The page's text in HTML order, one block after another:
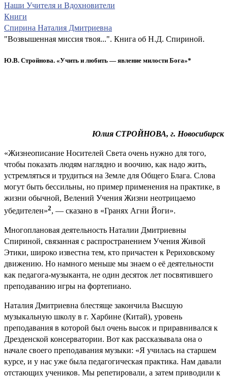
Наши Учителя и Вдохновители
Книги
Спирина Наталия Дмитриевна
"Возвышенная миссия твоя...". Книга об Н.Д. Спириной.
Ю.В. Стройнова. «Учить и любить — явление милости Бога»*
Юлия СТРОЙНОВА, г. Новосибирск
«Жизнеописание Носителей Света очень нужно для того,
чтобы показать людям наглядно и воочию, как надо жить,
устремляться и трудиться на Земле для Общего Блага. Слова
могут быть бессильны, но пример применения на практике, в
жизни обычной, Велений Учения Жизни неотрицаемо
убедителен»2, — сказано в «Гранях Агни Йоги».
Многоплановая деятельность Наталии Дмитриевны
Спириной, связанная с распространением Учения Живой
Этики, широко известна тем, кто причастен к Рериховскому
движению. Но намного меньше мы знаем о её деятельности
как педагога-музыканта, не один десяток лет посвятившего
преподаванию игры на фортепиано.
Наталия Дмитриевна блестяще закончила Высшую
музыкальную школу в г. Харбине (Китай), уровень
преподавания в которой был очень высок и приравнивался к
Дрезденской консерватории. Вот как рассказывала она о
начале своего преподавания музыки: «Я училась на старшем
курсе, и у нас уже была педагогическая практика. Нам давали
отстающих учеников. Мы репетировали, а затем приводили к